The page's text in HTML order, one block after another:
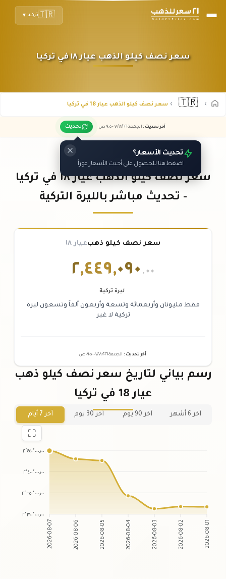
🇹🇷تركيا ▼
سعر نصف كيلو الذهب عيار ١٨ في تركيا
🇹🇷 سعر نصف كيلو الذهب عيار 18 في تركيا
آخر تحديث : الجمعة ٠٧ /٠٨/٢٠٢٦ - ٠٩:٠٥ ص تحديث
تحديث الأسعار؟
اضغط هنا للحصول على أحدث الأسعار فوراً
سعر نصف كيلو الذهب عيار ١٨ في تركيا
- تحديث مباشر بالليرة التركية
سعر نصف كيلو ذهبعيار ١٨
٢,٤٤٩,٠٩٠ .٠٠
ليرة تركية
فقط مليونان وأربعمائة وتسعة وأربعون ألفاً وتسعون ليرة
تركية لا غير
آخر تحديث : الجمعة ٠٧ /٠٨/٢٠٢٦ - ٠٩:٠٥ ص
رسم بياني لتاريخ سعر نصف كيلو ذهب
عيار 18 في تركيا
آخر 6 أشهر آخر 90 يوم آخر 30 يوم آخر 7 أيام
٢٬٤٥٠٬٠٠٠٫٠٠
٢٬٤٠٠٬٠٠٠٫٠٠
٢٬٣٥٠٬٠٠٠٫٠٠
٢٬٣٠٠٬٠٠٠٫٠٠
2026-08-07 2026-08-06 2026-08-05 2026-08-04 2026-08-03 2026-08-02 2026-08-01